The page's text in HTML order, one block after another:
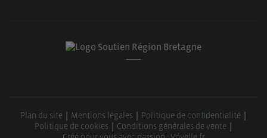
Plan du site Mentions légales
Politique de confidentialité
Politique de cookies
Conditions générales de vente